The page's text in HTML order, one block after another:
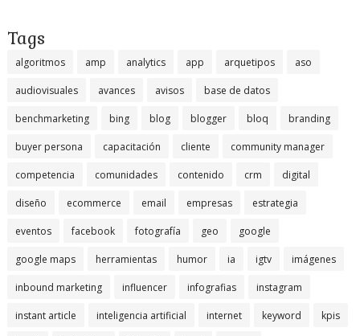
Tags
algoritmos amp analytics app arquetipos aso
audiovisuales avances avisos base de datos
benchmarketing bing blog blogger bloq branding
buyer persona capacitación cliente community manager
competencia comunidades contenido crm digital
diseño ecommerce email empresas estrategia
eventos facebook fotografía geo google
google maps herramientas humor ia igtv imágenes
inbound marketing influencer infografias instagram
instant article inteligencia artificial internet keyword kpis